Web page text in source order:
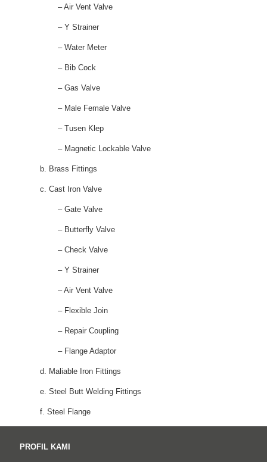
– Air Vent Valve
– Y Strainer
– Water Meter
– Bib Cock
– Gas Valve
– Male Female Valve
– Tusen Klep
– Magnetic Lockable Valve
b. Brass Fittings
c. Cast Iron Valve
– Gate Valve
– Butterfly Valve
– Check Valve
– Y Strainer
– Air Vent Valve
– Flexible Join
– Repair Coupling
– Flange Adaptor
d. Maliable Iron Fittings
e. Steel Butt Welding Fittings
f. Steel Flange
PROFIL KAMI